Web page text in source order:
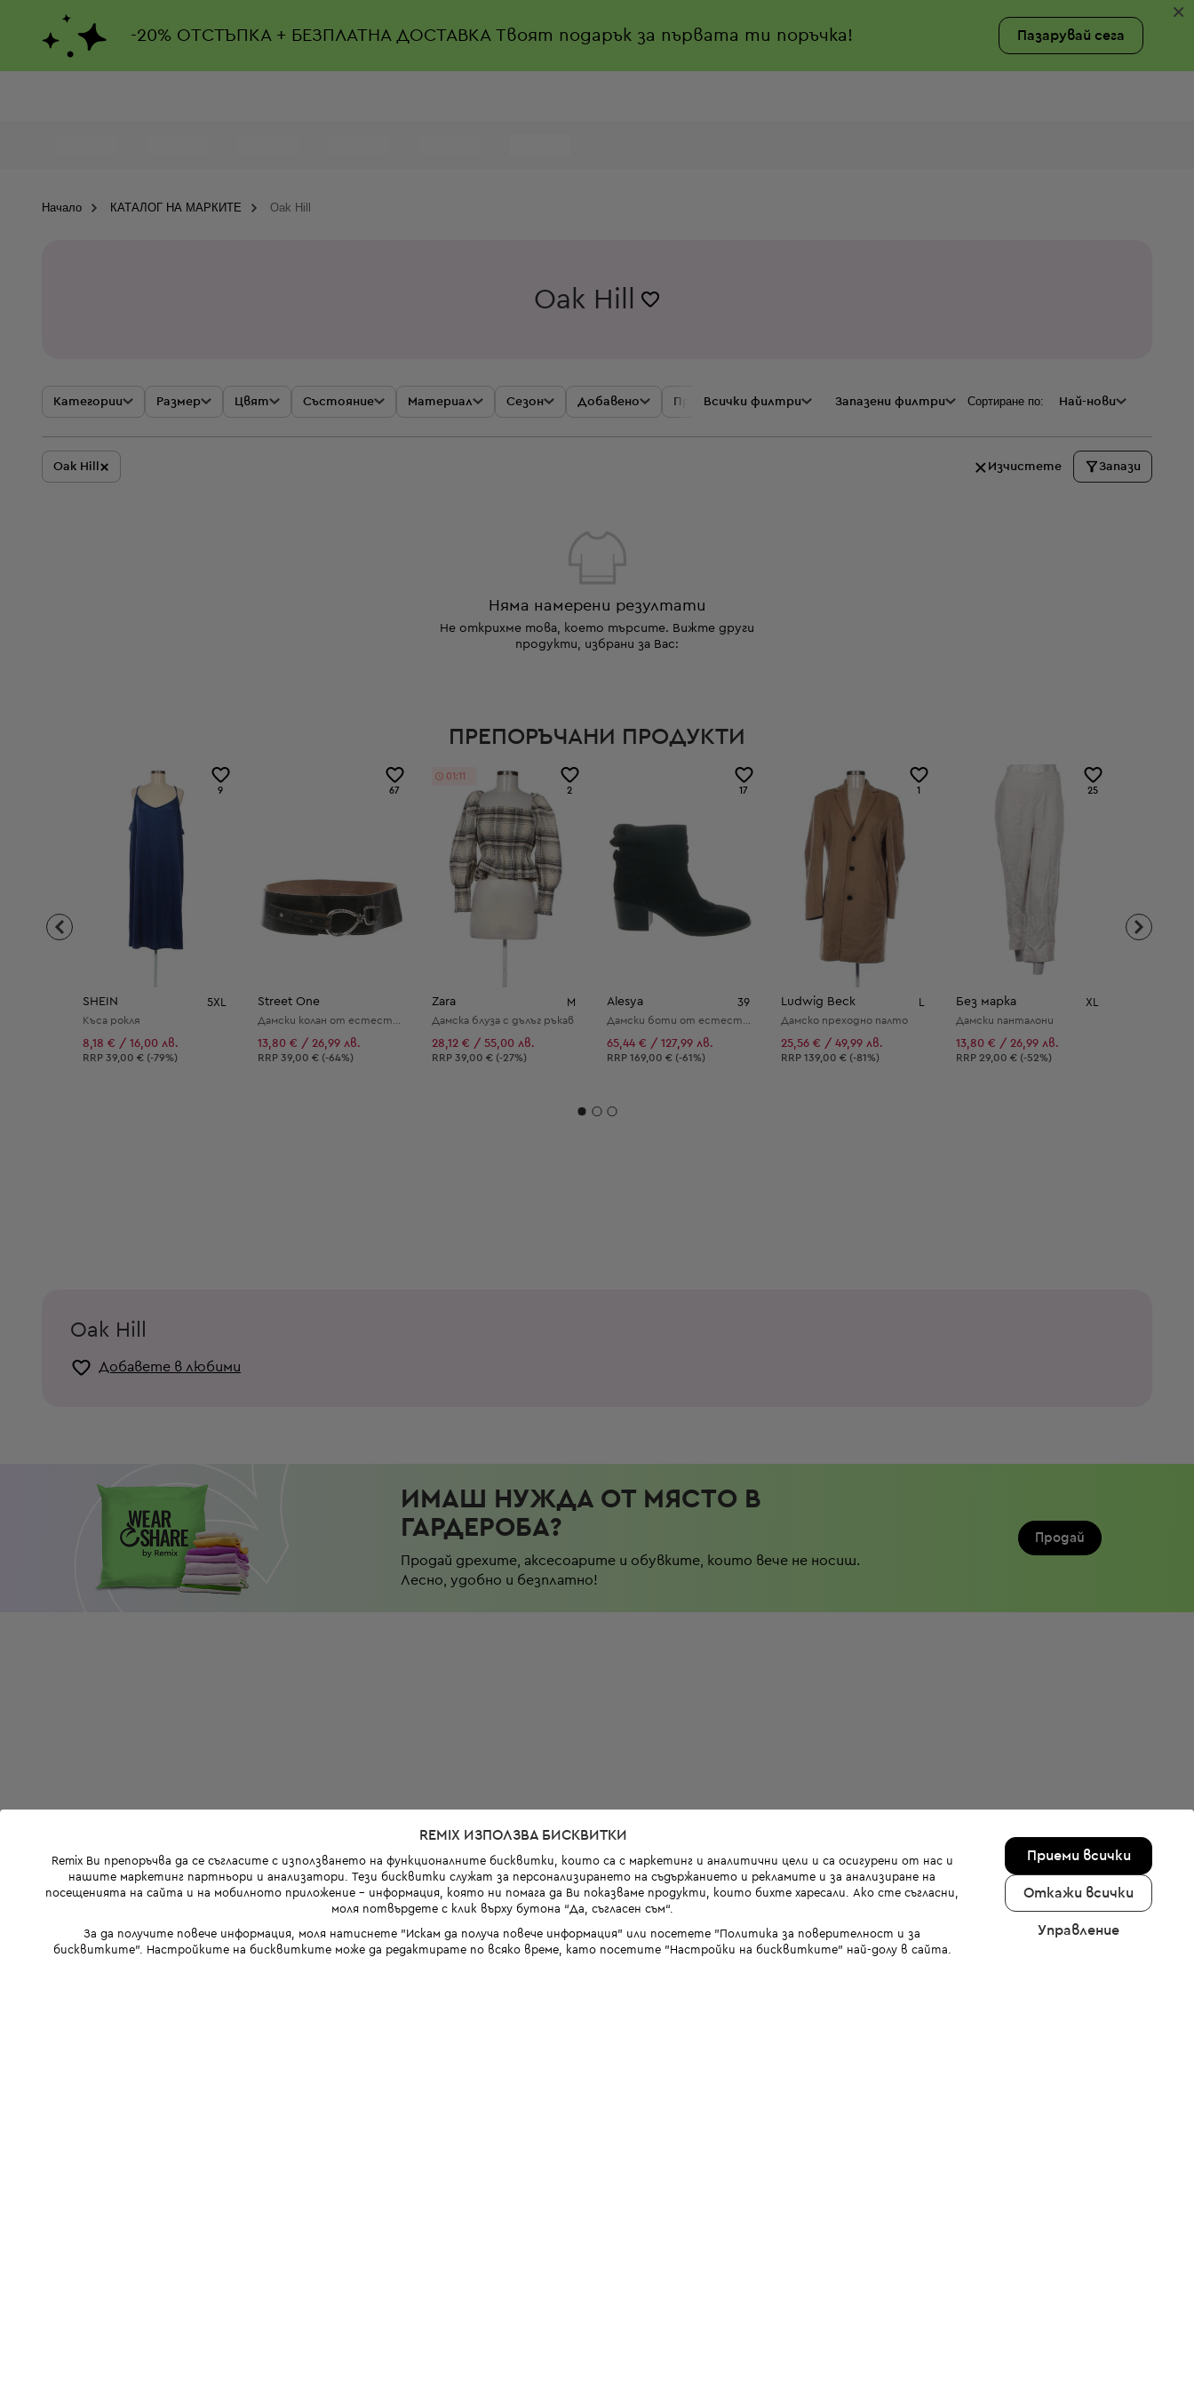
-20% ОТСТЪПКА + БЕЗПЛАТНА ДОСТАВКАТвоят подарък за първата ти поръчка! Пазарувай сега
×
Начало КАТАЛОГ НА МАРКИТЕ Oak Hill
Oak Hill
Категории Размер Цвят Състояние Материал Сезон Добавено Промоции Цена
Всички филтри Запазени филтри Сортиране по: Най-нови
Oak Hill × Изчистете Запази
Няма намерени резултати
Не открихме това, което търсите. Вижте други
продукти, избрани за Вас:
ПРЕПОРЪЧАНИ ПРОДУКТИ
9
SHEIN 5XL
Къса рокля
8,18 € / 16,00 лв.
Препоръчителна цена:
RRP 39,00 € (-79%)
67
Street One
13,80 € / 26,99 лв.
Препоръчителна цена:
RRP 39,00 € (-64%)
2
01:11
Zara M
Дамска блуза с дълъг ръкав
28,12 € / 55,00 лв.
Препоръчителна цена:
RRP 39,00 € (-27%)
17
Alesya 39
65,44 € / 127,99 лв.
Препоръчителна цена:
RRP 169,00 € (-61%)
1
Ludwig Beck L
Дамско преходно палто
25,56 € / 49,99 лв.
Препоръчителна цена:
RRP 139,00 € (-81%)
25
Без марка XL
Дамски панталони
13,80 € / 26,99 лв.
Препоръчителна цена:
RRP 29,00 € (-52%)
Oak Hill
Добавете в любими
ИМАШ НУЖДА ОТ МЯСТО В
ГАРДЕРОБА?
Продай дрехите, аксесоарите и обувките, които вече не носиш.
Лесно, удобно и безплатно!
Продай
REMIX ИЗПОЛЗВА БИСКВИТКИ
Remix Ви препоръчва да се съгласите с използването на функционалните бисквитки, които са с маркетинг и аналитични цели и са осигурени от нас и
нашите маркетинг партньори и анализатори. Тези бисквитки служат за персонализирането на съдържанието и рекламите и за анализиране на
посещенията на сайта и на мобилното приложение - информация, която ни помага да Ви показваме продукти, които бихте харесали. Ако сте съгласни,
моля потвърдете с клик върху бутона “Да, съгласен съм“.
За да получите повече информация, моля натиснете "Искам да получа повече информация" или посетете "Политика за поверителност и за
бисквитките". Настройките на бисквитките може да редактирате по всяко време, като посетите "Настройки на бисквитките" най-долу в сайта.
Приеми всички
Откажи всички
Управление